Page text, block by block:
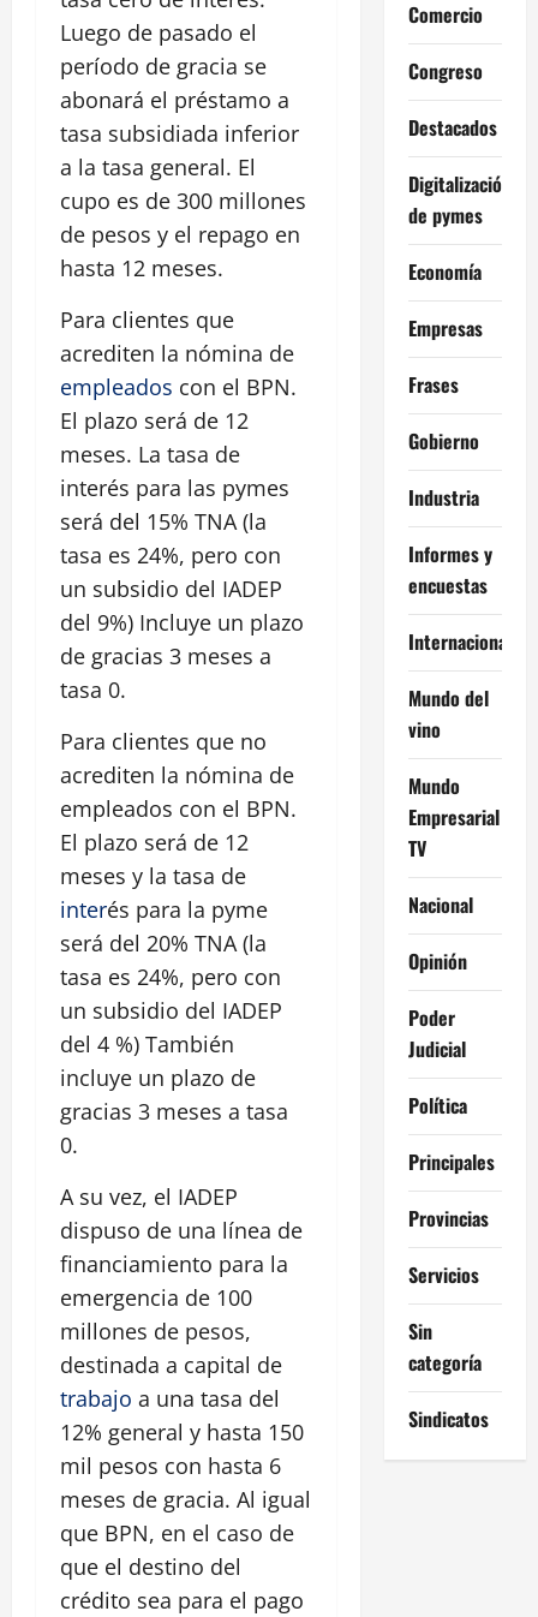
Luego de pasado el
período de gracia se
abonará el préstamo a
tasa subsidiada inferior
a la tasa general. El
cupo es de 300 millones
de pesos y el repago en
hasta 12 meses.
Para clientes que
acrediten la nómina de
empleados con el BPN.
El plazo será de 12
meses. La tasa de
interés para las pymes
será del 15% TNA (la
tasa es 24%, pero con
un subsidio del IADEP
del 9%) Incluye un plazo
de gracias 3 meses a
tasa 0.
Para clientes que no
acrediten la nómina de
empleados con el BPN.
El plazo será de 12
meses y la tasa de
interés para la pyme
será del 20% TNA (la
tasa es 24%, pero con
un subsidio del IADEP
del 4 %) También
incluye un plazo de
gracias 3 meses a tasa
0.
A su vez, el IADEP
dispuso de una línea de
financiamiento para la
emergencia de 100
millones de pesos,
destinada a capital de
trabajo a una tasa del
12% general y hasta 150
mil pesos con hasta 6
meses de gracia. Al igual
que BPN, en el caso de
que el destino del
crédito sea para el pago
Comercio
Congreso
Destacados
Digitalización
de pymes
Economía
Empresas
Frases
Gobierno
Industria
Informes y
encuestas
Internacional
Mundo del
vino
Mundo
Empresarial
TV
Nacional
Opinión
Poder
Judicial
Política
Principales
Provincias
Servicios
Sin
categoría
Sindicatos